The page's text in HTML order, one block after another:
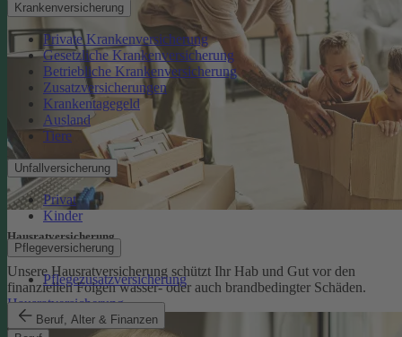
Krankenversicherung
Private Krankenversicherung
Gesetzliche Krankenversicherung
Betriebliche Krankenversicherung
Zusatzversicherungen
Krankentagegeld
Ausland
Tiere
Unfallversicherung
Privat
Kinder
Pflegeversicherung
Pflegezusatzversicherung
Beruf, Alter & Finanzen
Hausratversicherung
Unsere Hausratversicherung schützt Ihr Hab und Gut vor den
finanziellen Folgen wasser- oder auch brandbedingter Schäden.
Hausratversicherung